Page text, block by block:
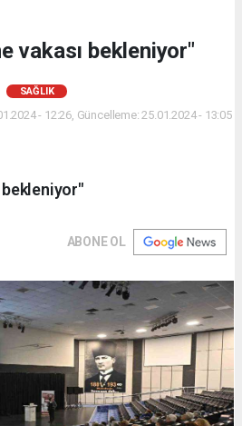
vakası bekleniyor"
SAĞLIK
- 12:26, Güncelleme: 25.01.2024 - 13:05
bekleniyor"
ABONE OL